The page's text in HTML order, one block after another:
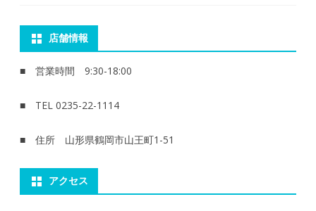
店舗情報
■ 営業時間 9:30-18:00
■ TEL 0235-22-1114
■ 住所 山形県鶴岡市山王町1-51
アクセス